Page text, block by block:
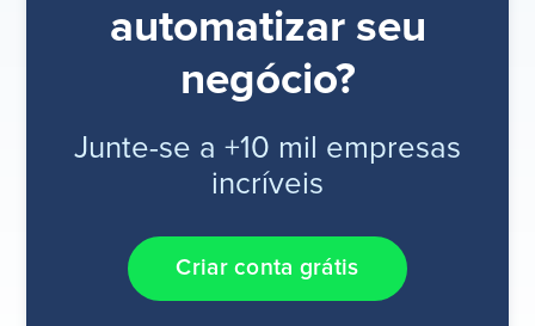
automatizar seu
negócio?
Junte-se a +10 mil empresas
incríveis
Criar conta grátis